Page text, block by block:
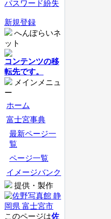
パスワード紛失
新規登録
へんぽらいネ
ット
コンテンツの移
転先です。
メインメニュ
ー
ホーム
富士宮事典
最新ページ一
覧
ページ一覧
イメージバンク
提供・製作
このページは佐